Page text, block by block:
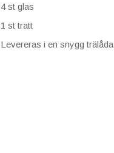
4 st glas
1 st tratt
Levereras i en snygg trälåda